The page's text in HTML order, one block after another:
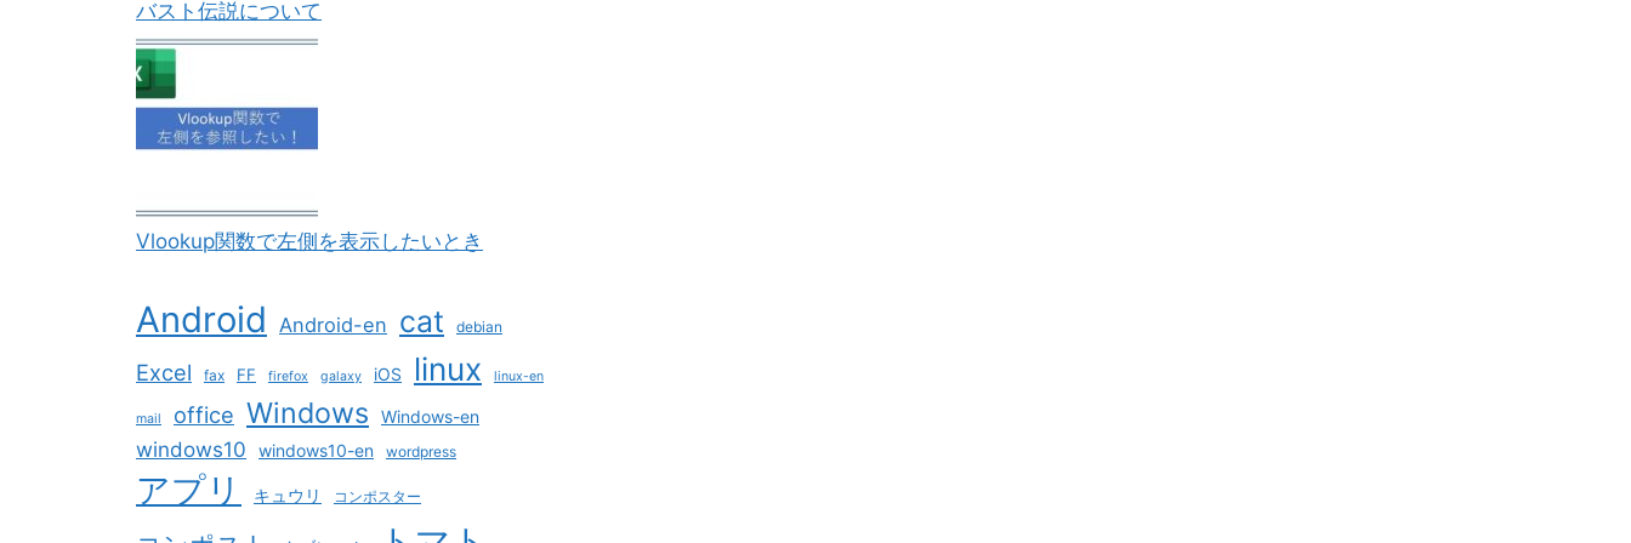
バスト伝説について
Vlookup関数で左側を表示したいとき
Android Android-en cat debian
Excel fax FF firefox galaxy iOS linux linux-en
mail office Windows Windows-en
windows10 windows10-en wordpress
アプリ キュウリ コンポスター